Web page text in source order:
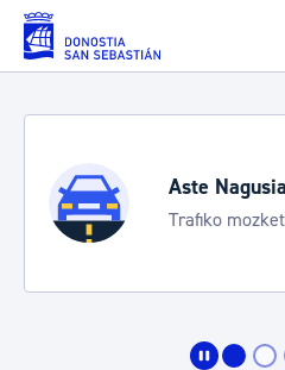
Eduki nagusira joan
Aste
Trafiko